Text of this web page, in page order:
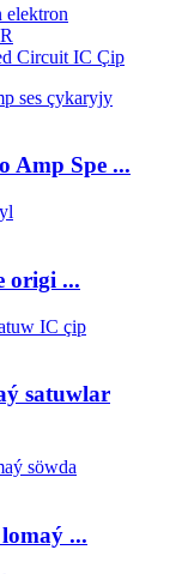
Circuit IC Çip
Amp Spe ...
origi ...
satuwlar
...